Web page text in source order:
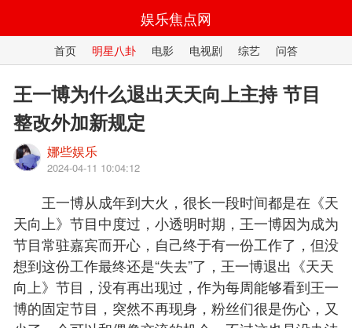
娱乐焦点网
首页 明星八卦 电影 电视剧 综艺 问答
王一博为什么退出天天向上主持 节目
整改外加新规定
娜些娱乐
2024-04-11 10:04:12
王一博从成年到大火，很长一段时间都是在《天
天向上》节目中度过，小透明时期，王一博因为成为
节目常驻嘉宾而开心，自己终于有一份工作了，但没
想到这份工作最终还是“失去”了，王一博退出《天天
向上》节目，没有再出现过，作为每周能够看到王一
博的固定节目，突然不再现身，粉丝们很是伤心，又